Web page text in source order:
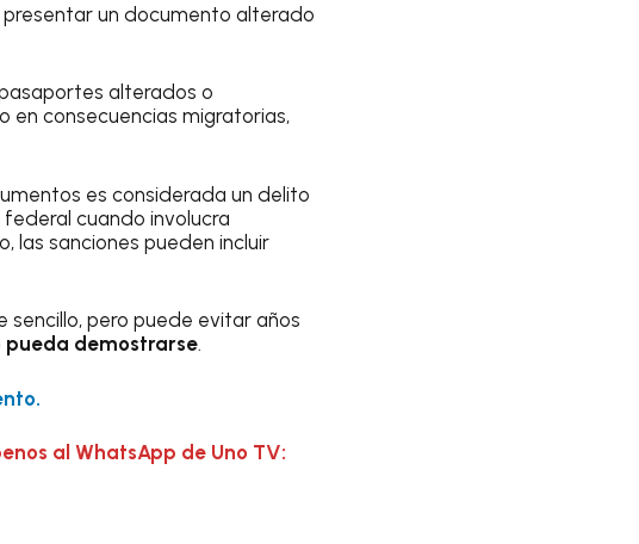
un documento alterado
alterados o
en consecuencias migratorias,
es considerada un delito
cuando involucra
las sanciones pueden incluir
sencillo, pero puede evitar años
demostrarse.
al WhatsApp de Uno TV: